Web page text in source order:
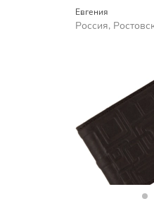
Евгения
Россия,